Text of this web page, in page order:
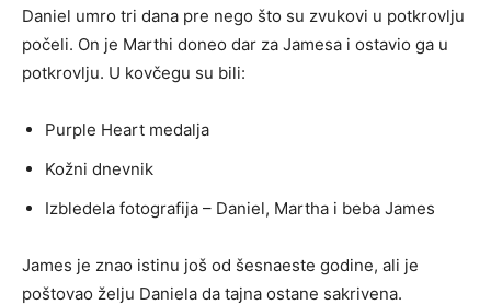
Daniel umro tri dana pre nego što su zvukovi u potkrovlju
počeli. On je Marthi doneo dar za Jamesa i ostavio ga u
potkrovlju. U kovčegu su bili:
Purple Heart medalja
Kožni dnevnik
Izbledela fotografija – Daniel, Martha i beba James
James je znao istinu još od šesnaeste godine, ali je
poštovao želju Daniela da tajna ostane sakrivena.